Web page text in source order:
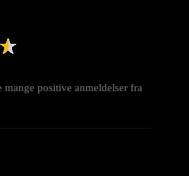
positive anmeldelser fra